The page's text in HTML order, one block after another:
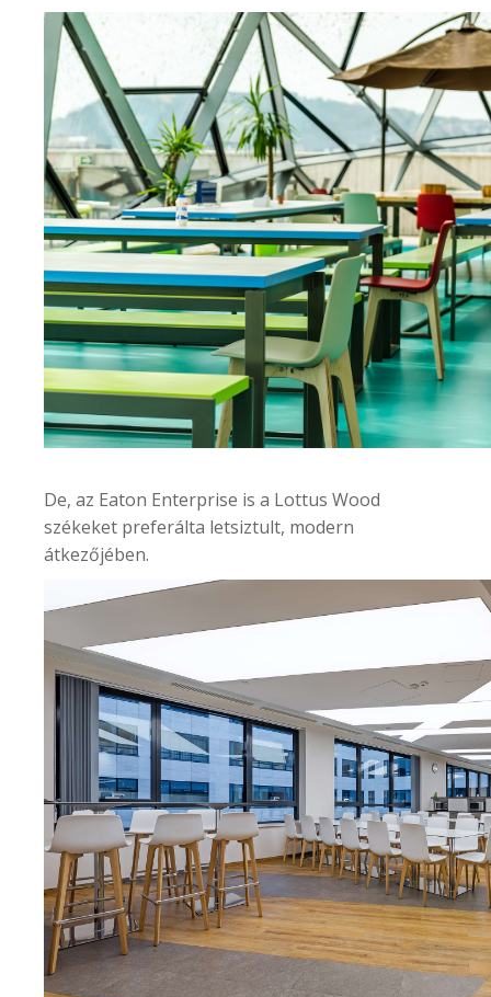
De, az Eaton Enterprise is a Lottus Wood
székeket preferálta letsiztult, modern
átkezőjében.